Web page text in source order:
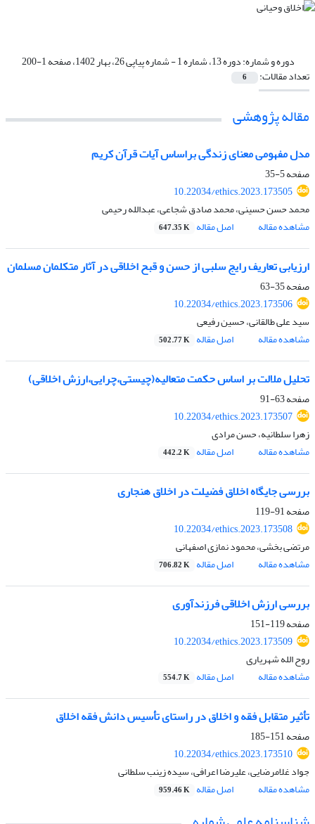
دوره و شماره:دوره 13، شماره 1 - شماره پیاپی 26، بهار 1402، صفحه 1-200
تعداد مقالات: 6
مقاله پژوهشی
مدل مفهومی معنای زندگی براساس آیات قرآن کریم
صفحه5-35
10.22034/ethics.2023.173505
محمد حسن حسینی، محمد صادق شجاعی، عبدالله رحیمی
مشاهده مقاله
اصل مقاله 647.35 K
ارزیابی تعاریف رایج سلبی از حسن و قبح اخلاقی در آثار متکلمان مسلمان
صفحه35-63
10.22034/ethics.2023.173506
سید علی طالقانی، حسین رفیعی
مشاهده مقاله
اصل مقاله 502.77 K
تحلیل ملالت بر اساس حکمت متعالیه(چیستی،چرایی،ارزش اخلاقی)
صفحه63-91
10.22034/ethics.2023.173507
زهرا سلطانیه، حسن مرادی
مشاهده مقاله
اصل مقاله 442.2 K
بررسی جایگاه اخلاق فضیلت در اخلاق هنجاری
صفحه91-119
10.22034/ethics.2023.173508
مرتضی بخشی، محمود نمازی اصفهانی
مشاهده مقاله
اصل مقاله 706.82 K
بررسی ارزش اخلاقی فرزندآوری
صفحه119-151
10.22034/ethics.2023.173509
روح الله شهریاری
مشاهده مقاله
اصل مقاله 554.7 K
تأثیر متقابل فقه و اخلاق در راستای تأسیس دانش فقه اخلاق
صفحه151-185
10.22034/ethics.2023.173510
جواد غلامرضایی، علیرضا اعرافی، سیده زینب سلطانی
مشاهده مقاله
اصل مقاله 959.46 K